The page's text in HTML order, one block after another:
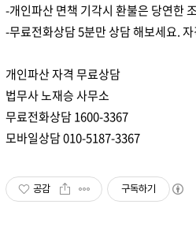
-개인파산 면책 기각시 환불은 당연한
-무료전화상담 5분만 상담 해보세요.
개인파산 자격 무료상담
법무사 노재승 사무소
무료전화상담 1600-3367
모바일상담 010-5187-3367
공감 구독하기